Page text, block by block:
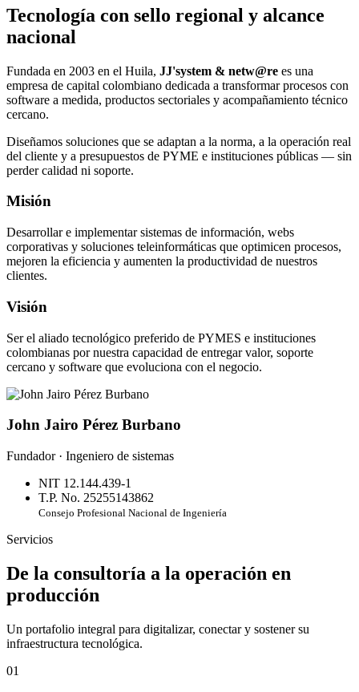
Tecnología con sello regional y alcance
nacional
Fundada en 2003 en el Huila, JJ'system & netw@re es una
empresa de capital colombiano dedicada a transformar procesos con
software a medida, productos sectoriales y acompañamiento técnico
cercano.
Diseñamos soluciones que se adaptan a la norma, a la operación real
del cliente y a presupuestos de PYME e instituciones públicas — sin
perder calidad ni soporte.
Misión
Desarrollar e implementar sistemas de información, webs
corporativas y soluciones teleinformáticas que optimicen procesos,
mejoren la eficiencia y aumenten la productividad de nuestros
clientes.
Visión
Ser el aliado tecnológico preferido de PYMES e instituciones
colombianas por nuestra capacidad de entregar valor, soporte
cercano y software que evoluciona con el negocio.
John Jairo Pérez Burbano
Fundador · Ingeniero de sistemas
NIT 12.144.439-1
T.P. No. 25255143862
Consejo Profesional Nacional de Ingeniería
Servicios
De la consultoría a la operación en
producción
Un portafolio integral para digitalizar, conectar y sostener su
infraestructura tecnológica.
01